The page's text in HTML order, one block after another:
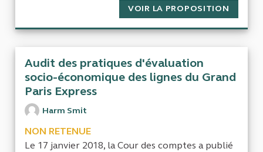
VOIR LA PROPOSITION
Audit des pratiques d'évaluation
socio-économique des lignes du Grand
Paris Express
Harm Smit
NON RETENUE
Le 17 janvier 2018, la Cour des comptes a publié